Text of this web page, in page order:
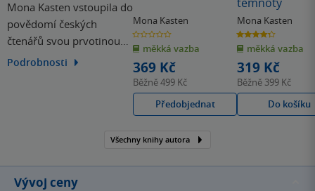
Mona Kasten vstoupila do
povědomí českých
čtenářů svou prvotinou
Začít znovu. Psaní miluje
Podrobnosti
Mona Kasten
0.0
z
5
hvězdiček
měkká vazba
369 Kč
Běžně499 Kč
Předobjednat
Mona Kasten
4.3
z
5
hvězdiček
měkká vazba
319 Kč
Běžně 399 Kč
Do košíku
Všechny knihy autora
Vývoj ceny